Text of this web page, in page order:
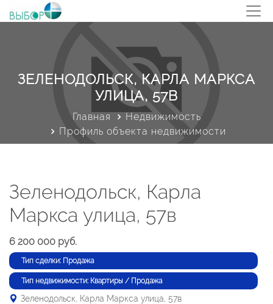
ЗЕЛЕНОДОЛЬСК, КАРЛА МАРКСА
УЛИЦА, 57В
Главная
Недвижимость
Профиль объекта недвижимости
Зеленодольск, Карла
Маркса улица, 57в
6 200 000 руб.
Тип сделки: Продажа
Тип недвижимости: Квартиры / Продажа
Зеленодольск, Карла Маркса улица, 57в